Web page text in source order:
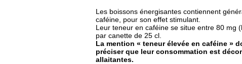
Les boissons énergisantes contiennent
caféine, pour son effet stimulant.
Leur teneur en caféine se situe entre 80 mg
par canette de 25 cl.
La mention « teneur élevée en caféine »
préciser que leur consommation est
allaitantes.